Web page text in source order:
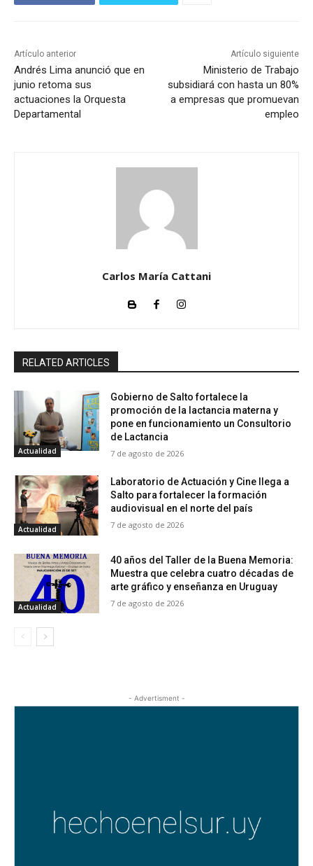
Artículo anterior
Andrés Lima anunció que en
junio retoma sus
actuaciones la Orquesta
Departamental
Artículo siguiente
Ministerio de Trabajo
subsidiará con hasta un 80%
a empresas que promuevan
empleo
Carlos María Cattani
RELATED ARTICLES
Actualidad
Gobierno de Salto fortalece la
promoción de la lactancia materna y
pone en funcionamiento un Consultorio
de Lactancia
7 de agosto de 2026
Actualidad
Laboratorio de Actuación y Cine llega a
Salto para fortalecer la formación
audiovisual en el norte del país
7 de agosto de 2026
Actualidad
40 años del Taller de la Buena Memoria:
Muestra que celebra cuatro décadas de
arte gráfico y enseñanza en Uruguay
7 de agosto de 2026
- Advertisment -